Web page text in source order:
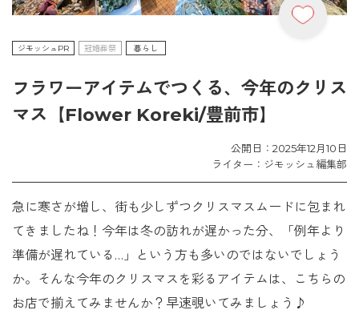
ジモッシュPR 冠婚葬祭 暮らし
フラワーアイテムでつくる、今年のクリス
マス【Flower Koreki/豊前市】
公開日：2025年12月10日
ライター：ジモッシュ編集部
急に寒さが増し、街も少しずつクリスマスムードに包まれ
てきましたね！今年は冬の訪れが遅かった分、「例年より
準備が遅れている…」という方も多いのではないでしょう
か。そんな今年のクリスマスを彩るアイテムは、こちらの
お店で揃えてみませんか？早速覗いてみましょう♪